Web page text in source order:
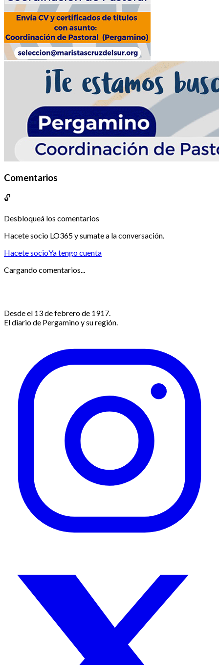
Comentarios
🔓
Desbloqueá los comentarios
Hacete socio LO365 y sumate a la conversación.
Hacete socioYa tengo cuenta
Cargando comentarios...
Desde el 13 de febrero de 1917.
El diario de Pergamino y su región.